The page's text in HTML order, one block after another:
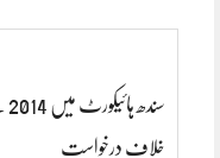
خلاف درخواست